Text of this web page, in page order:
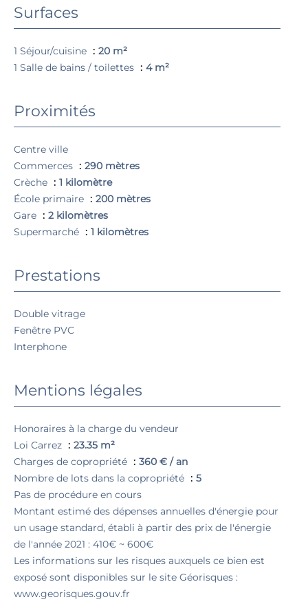
Surfaces
1 Séjour/cuisine
20 m²
1 Salle de bains / toilettes
4 m²
Proximités
Centre ville
Commerces
290 mètres
Crèche
1 kilomètre
École primaire
200 mètres
Gare
2 kilomètres
Supermarché
1 kilomètres
Prestations
Double vitrage
Fenêtre PVC
Interphone
Mentions légales
Honoraires à la charge du vendeur
Loi Carrez
23.35 m²
Charges de copropriété
360 € / an
Nombre de lots dans la copropriété
5
Pas de procédure en cours
Montant estimé des dépenses annuelles d'énergie pour
un usage standard, établi à partir des prix de l'énergie
de l'année 2021 : 410€ ~ 600€
Les informations sur les risques auxquels ce bien est
exposé sont disponibles sur le site Géorisques :
www.georisques.gouv.fr